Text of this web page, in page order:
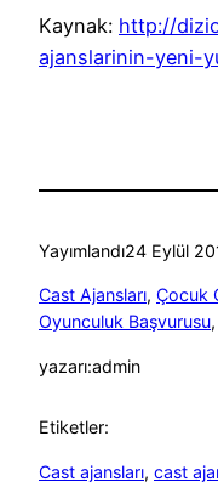
Kaynak: http://
ajanslarinin-yeni-
Yayımlandı24 Eylül
Cast Ajansları, Çocuk
Oyunculuk Başvurusu,
yazarı:admin
Etiketler:
Cast ajansları, cast